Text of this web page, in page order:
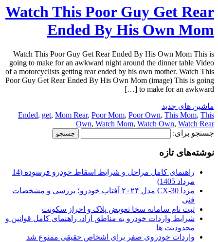
Watch This Poor Guy Get Rear
Ended By His Own Mom
Watch This Poor Guy Get Rear Ended By His Own Mom This is
going to make for an awkward night around the dinner table Video
of a motorcyclists getting rear ended by his own mother. Watch This
Poor Guy Get Rear Ended By His Own Mom (image) This is going
to make for an awkward […]
ماشین های جدید
Ended, get, Mom Rear, Poor Mom, Poor Own, This Mom, This
Own, Watch Mom, Watch Own, Watch Rear
جستجو برای:
نوشته‌های تازه
راهنمای کامل مراحل و شرایط اسقاط خودرو فرسوده (14
مرداد 1405)
مزدا CX-30 مدل ۲۰۲۴ آفتاب خودرو؛ بررسی و مشخصات
فنی
ثبت نام سامانه سخا تعویض پلاک و احراز سکونت
شرایط واردات خودرو به مناطق آزاد، راهنمای کامل قوانین و
محدودیت ها
واردات خودروی صفر برای اشخاص حقیقی ممنوع شد